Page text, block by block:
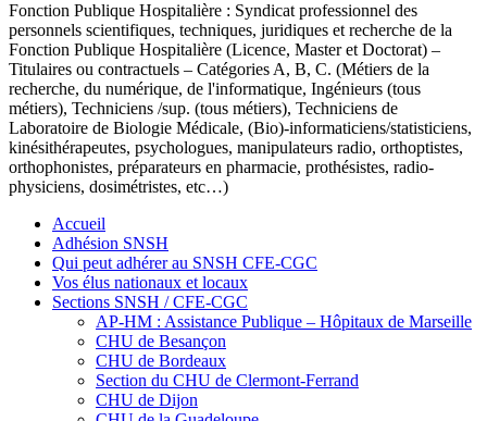
Fonction Publique Hospitalière : Syndicat professionnel des
personnels scientifiques, techniques, juridiques et recherche de la
Fonction Publique Hospitalière (Licence, Master et Doctorat) –
Titulaires ou contractuels – Catégories A, B, C. (Métiers de la
recherche, du numérique, de l'informatique, Ingénieurs (tous
métiers), Techniciens /sup. (tous métiers), Techniciens de
Laboratoire de Biologie Médicale, (Bio)-informaticiens/statisticiens,
kinésithérapeutes, psychologues, manipulateurs radio, orthoptistes,
orthophonistes, préparateurs en pharmacie, prothésistes, radio-
physiciens, dosimétristes, etc…)
Accueil
Adhésion SNSH
Qui peut adhérer au SNSH CFE-CGC
Vos élus nationaux et locaux
Sections SNSH / CFE-CGC
AP-HM : Assistance Publique – Hôpitaux de Marseille
CHU de Besançon
CHU de Bordeaux
Section du CHU de Clermont-Ferrand
CHU de Dijon